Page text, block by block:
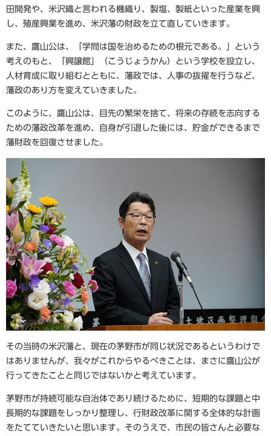
田開発や、米沢織と言われる機織り、製塩、製紙といった産業を興
し、殖産興業を進め、米沢藩の財政を立て直していきます。
また、鷹山公は、「学問は国を治めるための根元である。」という
考えのもと、「興譲館」（こうじょうかん）という学校を設立し、
人材育成に取り組むとともに、藩政では、人事の抜擢を行うなど、
藩政のあり方を変えていきました。
このように、鷹山公は、目先の繁栄を捨て、将来の存続を志向する
ための藩政改革を進め、自身が引退した後には、貯金ができるまで
藩財政を回復させました。
その当時の米沢藩と、現在の茅野市が同じ状況であるというわけで
はありませんが、我々がこれからやるべきことは、まさに鷹山公が
行ってきたことと同じではないかと考えています。
茅野市が持続可能な自治体であり続けるために、短期的な課題と中
長期的な課題をしっかり整理し、行財政改革に関する全体的な計画
をたてていきたいと思います。そのうえで、市民の皆さんと必要な